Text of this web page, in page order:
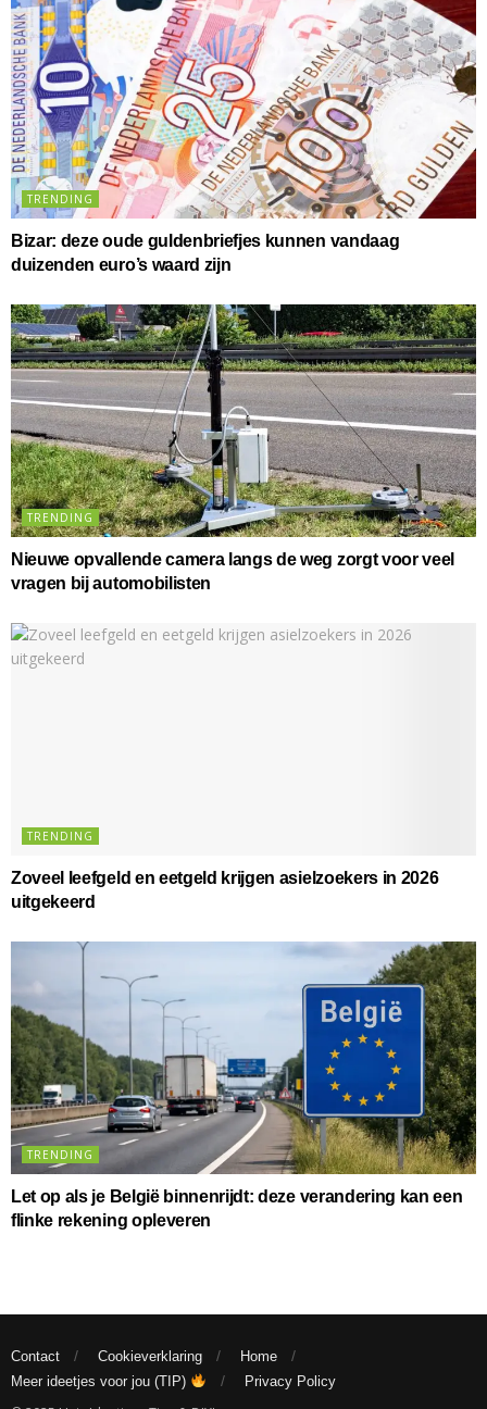
TRENDING
Bizar: deze oude guldenbriefjes kunnen vandaag
duizenden euro’s waard zijn
TRENDING
Nieuwe opvallende camera langs de weg zorgt voor veel
vragen bij automobilisten
TRENDING
Zoveel leefgeld en eetgeld krijgen asielzoekers in 2026
uitgekeerd
TRENDING
Let op als je België binnenrijdt: deze verandering kan een
flinke rekening opleveren
Contact Cookieverklaring
Home
Meer ideetjes voor jou (TIP)
Privacy Policy